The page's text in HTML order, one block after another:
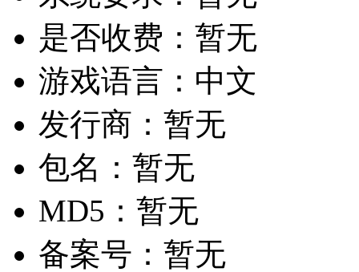
是否收费： 暂无
游戏语言： 中文
发行商： 暂无
包名： 暂无
MD5： 暂无
备案号： 暂无